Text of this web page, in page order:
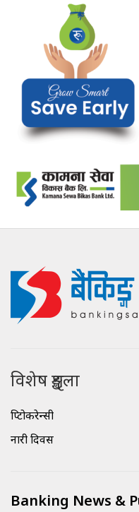
विशेष शृङ्खला
क्रिप्टोकरेन्सी
नारी दिवस
Banking News &